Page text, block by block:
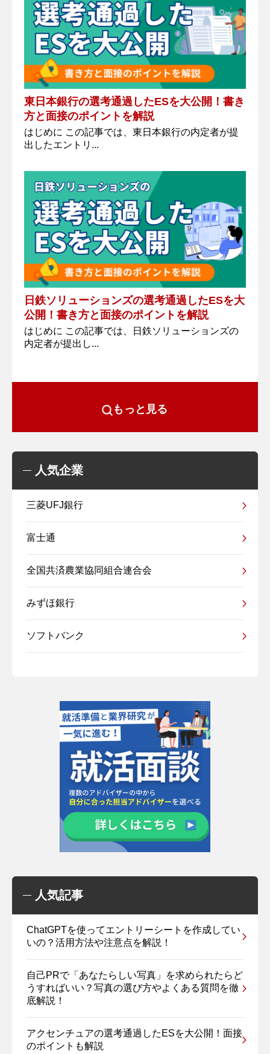
東日本銀行の選考通過したESを大公開！書き
方と面接のポイントを解説
はじめに この記事では、東日本銀行の内定者が提
出したエントリ...
日鉄ソリューションズの選考通過したESを大
公開！書き方と面接のポイントを解説
はじめに この記事では、日鉄ソリューションズの
内定者が提出し...
もっと見る
人気企業
三菱UFJ銀行
富士通
全国共済農業協同組合連合会
みずほ銀行
ソフトバンク
人気記事
ChatGPTを使ってエントリーシートを作成してい
いの？活用方法や注意点を解説！
自己PRで「あなたらしい写真」を求められたらど
うすればいい？写真の選び方やよくある質問を徹
底解説！
アクセンチュアの選考通過したESを大公開！面接
のポイントも解説